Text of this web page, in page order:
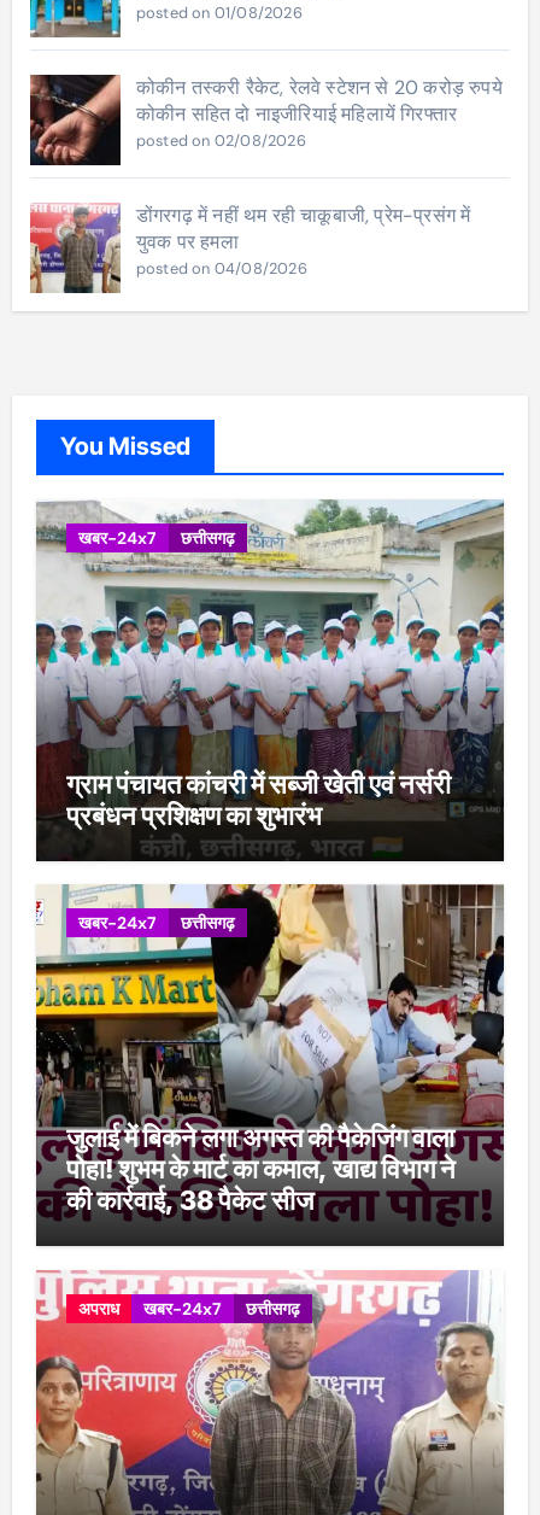
posted on 01/08/2026
कोकीन तस्करी रैकेट, रेलवे स्टेशन से 20 करोड़ रुपये
कोकीन सहित दो नाइजीरियाई महिलायें गिरफ्तार
posted on 02/08/2026
डोंगरगढ़ में नहीं थम रही चाकूबाजी, प्रेम-प्रसंग में
युवक पर हमला
posted on 04/08/2026
You Missed
खबर-24x7 छत्तीसगढ़
ग्राम पंचायत कांचरी में सब्जी खेती एवं नर्सरी
प्रबंधन प्रशिक्षण का शुभारंभ
खबर-24x7 छत्तीसगढ़
जुलाई में बिकने लगा अगस्त की पैकेजिंग वाला
पोहा! शुभम के मार्ट का कमाल, खाद्य विभाग ने
की कार्रवाई, 38 पैकेट सीज
अपराध खबर-24x7 छत्तीसगढ़